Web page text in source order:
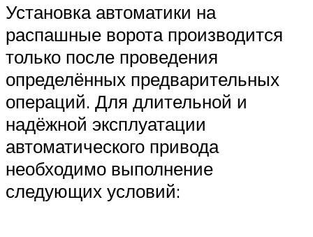
Установка автоматики на
распашные ворота производится
только после проведения
определённых предварительных
операций. Для длительной и
надёжной эксплуатации
автоматического привода
необходимо выполнение
следующих условий: